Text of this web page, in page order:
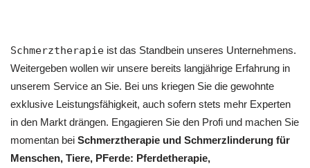
Schmerztherapie ist das Standbein unseres Unternehmens.
Weitergeben wollen wir unsere bereits langjährige Erfahrung in
unserem Service an Sie. Bei uns kriegen Sie die gewohnte
exklusive Leistungsfähigkeit, auch sofern stets mehr Experten
in den Markt drängen. Engagieren Sie den Profi und machen Sie
momentan bei Schmerztherapie und Schmerzlinderung für
Menschen, Tiere, PFerde: Pferdetherapie,